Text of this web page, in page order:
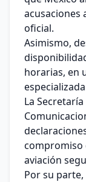
acusaciones
oficial.
Asimismo,
horarias, en
La
compromiso
aviación
Por su